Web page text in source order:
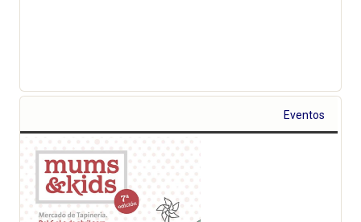
Eventos